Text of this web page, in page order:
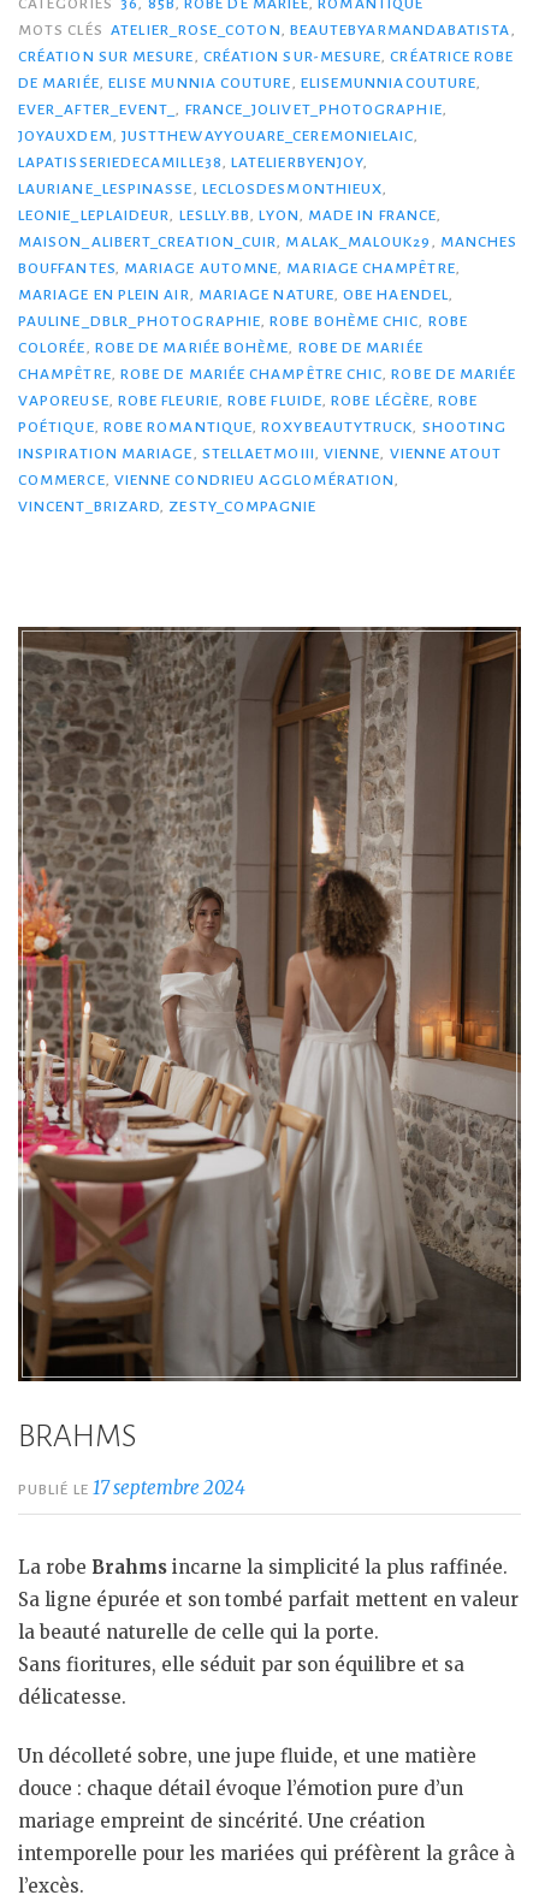
CATÉGORIES 36, 85B, ROBE DE MARIÉE, ROMANTIQUE
MOTS CLÉS ATELIER_ROSE_COTON, BEAUTEBYARMANDABATISTA,
CRÉATION SUR MESURE, CRÉATION SUR-MESURE,CRÉATRICE ROBE
DE MARIÉE, ELISE MUNNIA COUTURE, ELISEMUNNIACOUTURE,
EVER_AFTER_EVENT_, FRANCE_JOLIVET_PHOTOGRAPHIE,
JOYAUXDEM, JUSTTHEWAYYOUARE_CEREMONIELAIC,
LAPATISSERIEDECAMILLE38,LATELIERBYENJOY,
LAURIANE_LESPINASSE, LECLOSDESMONTHIEUX,
LEONIE_LEPLAIDEUR, LESLLY.BB,LYON, MADE IN FRANCE,
MAISON_ALIBERT_CREATION_CUIR, MALAK_MALOUK29 , MANCHES
BOUFFANTES, MARIAGE AUTOMNE, MARIAGE CHAMPÊTRE,
MARIAGE EN PLEIN AIR, MARIAGE NATURE,OBE HAENDEL,
PAULINE_DBLR_PHOTOGRAPHIE,ROBE BOHÈME CHIC, ROBE
COLORÉE, ROBE DE MARIÉE BOHÈME, ROBE DE MARIÉE
CHAMPÊTRE, ROBE DE MARIÉE CHAMPÊTRE CHIC,ROBE DE MARIÉE
VAPOREUSE, ROBE FLEURIE,ROBE FLUIDE,ROBE LÉGÈRE,ROBE
POÉTIQUE, ROBE ROMANTIQUE,ROXYBEAUTYTRUCK, SHOOTING
INSPIRATION MARIAGE, STELLAETMOIII, VIENNE, VIENNE ATOUT
COMMERCE, VIENNE CONDRIEU AGGLOMÉRATION,
VINCENT_BRIZARD, ZESTY_COMPAGNIE
BRAHMS
PUBLIÉ LE 17 septembre 2024
La robe Brahms incarne la simplicité la plus raffinée.
Sa ligne épurée et son tombé parfait mettent en valeur
la beauté naturelle de celle qui la porte.
Sans fioritures, elle séduit par son équilibre et sa
délicatesse.
Un décolleté sobre, une jupe fluide, et une matière
douce : chaque détail évoque l’émotion pure d’un
mariage empreint de sincérité. Une création
intemporelle pour les mariées qui préfèrent la grâce à
l’excès.